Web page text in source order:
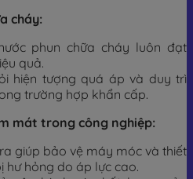
cháy:
phun chữa cháy luôn đạt
quả.
hiện tượng quá áp và duy trì
trường hợp khẩn cấp.
mát trong công nghiệp:
giúp bảo vệ máy móc và thiết
hư hỏng do áp lực cao.